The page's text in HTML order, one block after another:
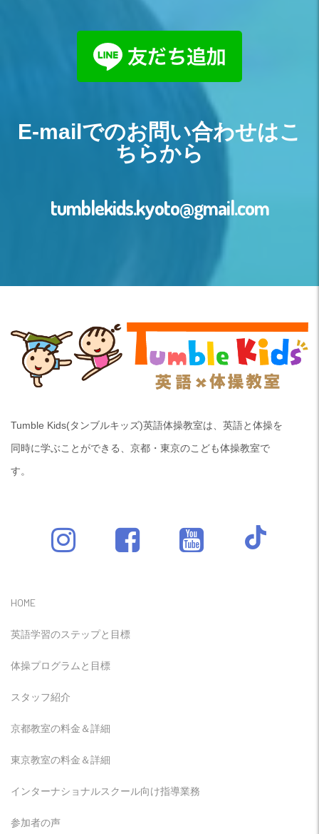
E-mailでのお問い合わせはこ
ちらから
tumblekids.kyoto@gmail.com
Tumble Kids(タンブルキッズ)英語体操教室は、英語と体操を
同時に学ぶことができる、京都・東京のこども体操教室で
す。
HOME
英語学習のステップと目標
体操プログラムと目標
スタッフ紹介
京都教室の料金＆詳細
東京教室の料金＆詳細
インターナショナルスクール向け指導業務
参加者の声